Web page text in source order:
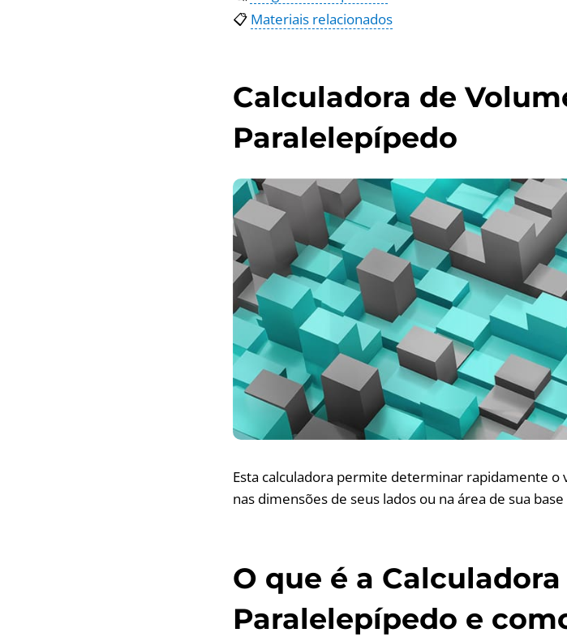
📋 Materiais relacionados
Calculadora de
Paralelepípedo
Esta calculadora permite determinar rapidamente
nas dimensões de seus lados ou na área de sua
O que é a
Paralelepípedo e